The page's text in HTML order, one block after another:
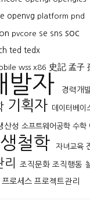
openvg platform pnd
pvcore se sns soc
ted tedx
wss x86 史記 孟子
발자 경력개
기획자 데이터베이
산성 소프트웨어공학 수학
철학 자녀교육
리 조직문화 조직행동
프로세스 프로젝트관리